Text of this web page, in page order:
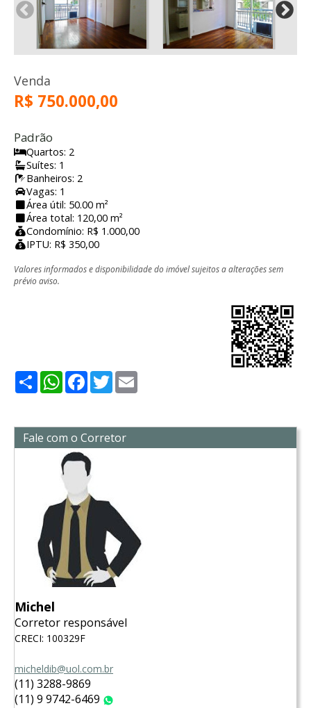
Venda
R$ 750.000,00
Padrão
Quartos: 2
Suítes: 1
Banheiros: 2
Vagas: 1
Área útil: 50.00 m²
Área total: 120,00 m²
Condomínio: R$ 1.000,00
IPTU: R$ 350,00
Valores informados e disponibilidade do imóvel sujeitos a alterações sem
prévio aviso.
ShareWhatsApp
Facebook
Twitter
Fale com o Corretor
Michel
Corretor responsável
CRECI: 100329F
micheldib@uol.com.br
(11) 3288-9869
(11) 9 9742-6469